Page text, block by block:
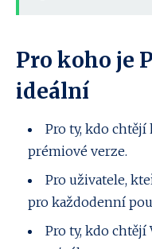
Pro koho je
ideální
Pro ty, kdo
prémiové verze.
Pro uživatele,
pro každodenní
Pro ty, kdo